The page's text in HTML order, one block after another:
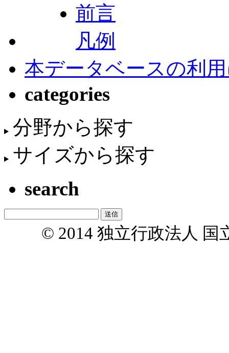
前言
凡例
本データベースの利
categories
分野から探す
サイズから探す
search
© 2014 独立行政法人 国